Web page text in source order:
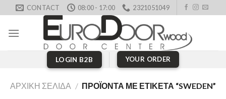
to
content
CONTACT 08:00 - 17:00 2321051049
LOGIN B2B YOUR ORDER
ΑΡΧΙΚΉ ΣΕΛΊΔΑ / ΠΡΟΪΌΝΤΑ ΜΕ ΕΤΙΚΈΤΑ “SWEDEN”